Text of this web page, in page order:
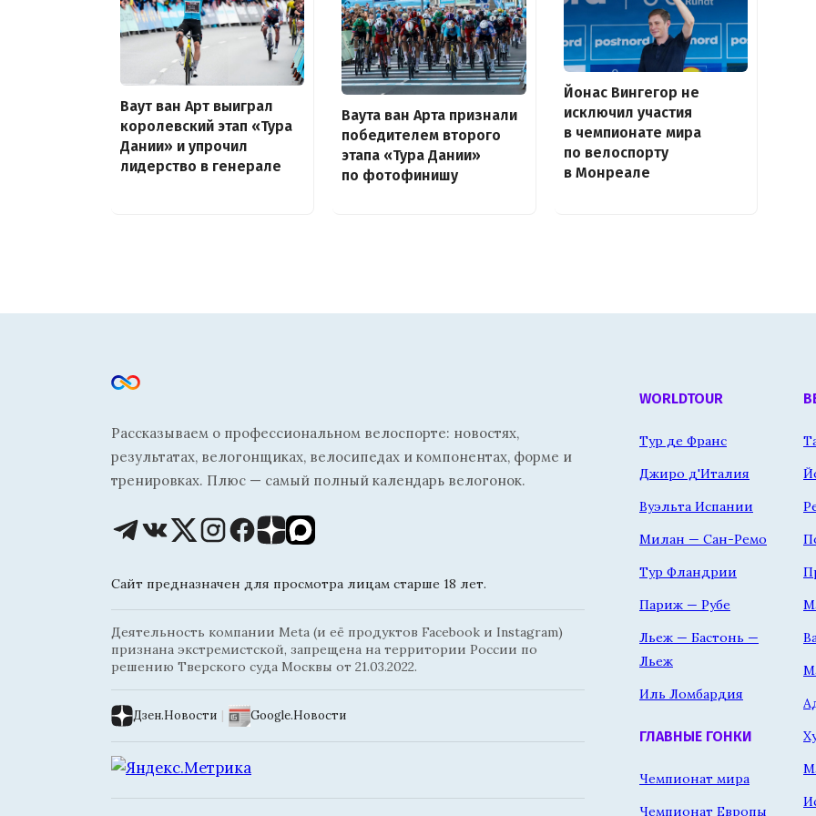
Ваут ван Арт выиграл
королевский этап «Тура
Дании» и упрочил
лидерство в генерале
Ваута ван Арта признали
победителем второго
этапа «Тура Дании»
по фотофинишу
Йонас Вингегор не
исключил участия
в чемпионате мира
по велоспорту
в Монреале
Рассказываем о профессиональном велоспорте: новостях,
результатах, велогонщиках, велосипедах и компонентах, форме и
тренировках. Плюс — самый полный календарь велогонок.
Сайт предназначен для просмотра лицам старше 18 лет.
Деятельность компании Meta (и её продуктов Facebook и Instagram)
признана экстремистской, запрещена на территории России по
решению Тверского суда Москвы от 21.03.2022.
Дзен.Новости | Google.Новости
WORLDTOUR
Тур де Франс
Джиро д'Италия
Вуэльта Испании
Милан — Сан-Ремо
Тур Фландрии
Париж — Рубе
Льеж — Бастонь —
Льеж
Иль Ломбардия
ГЛАВНЫЕ ГОНКИ
Чемпионат мира
Чемпионат Европы